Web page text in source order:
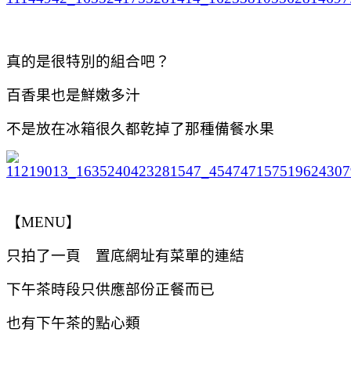
真的是很特別的組合吧？
百香果也是鮮嫩多汁
不是放在冰箱很久都乾掉了那種備餐水果
【MENU】
只拍了一頁 置底網址有菜單的連結
下午茶時段只供應部份正餐而已
也有下午茶的點心類